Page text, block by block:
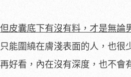
但皮囊底下有沒有料，才是無論
能圍繞在膚淺表面的人，也很
好看，內在沒有深度，也不會